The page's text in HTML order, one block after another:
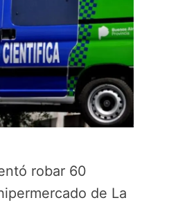
robar 60
de La